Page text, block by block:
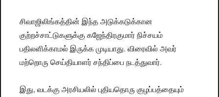
சிவாஜிலிங்கத்தின் இந்த அடுக்கடுக்கான
குற்றச்சாட்டுகளுக்கு கஜேந்திரகுமார் நிச்சயம்
பதிலளிக்காமல் இருக்க முடியாது. விரைவில் அவர்
மற்றொரு செய்தியாளர் சந்திப்பை நடத்துவார்.
இது, வடக்கு அரசியலில் புதியதொரு குழப்பத்தையும்